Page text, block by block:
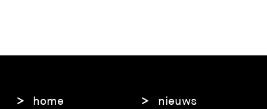
home nieuws